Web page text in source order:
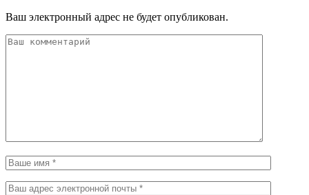
Ваш электронный адрес не будет опубликован.